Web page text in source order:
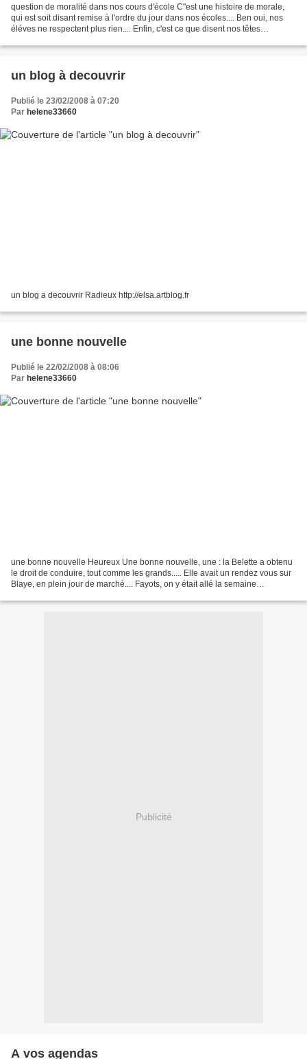
question de moralité dans nos cours d'école C"est une histoire de morale,
qui est soit disant remise à l'ordre du jour dans nos écoles.... Ben oui, nos
éléves ne respectent plus rien.... Enfin, c'est ce que disent nos têtes
un blog à decouvrir
Publié le 23/02/2008 à 07:20
Par helene33660
un blog a decouvrir Radieux http://elsa.artblog.fr
une bonne nouvelle
Publié le 22/02/2008 à 08:06
Par helene33660
une bonne nouvelle Heureux Une bonne nouvelle, une : la Belette a obtenu
le droit de conduire, tout comme les grands..... Elle avait un rendez vous sur
Blaye, en plein jour de marché.... Fayots, on y était allé la semaine
Publicité
A vos agendas